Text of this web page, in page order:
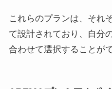
これらのプランは、それ
て設計されており、自分
合わせて選択することが